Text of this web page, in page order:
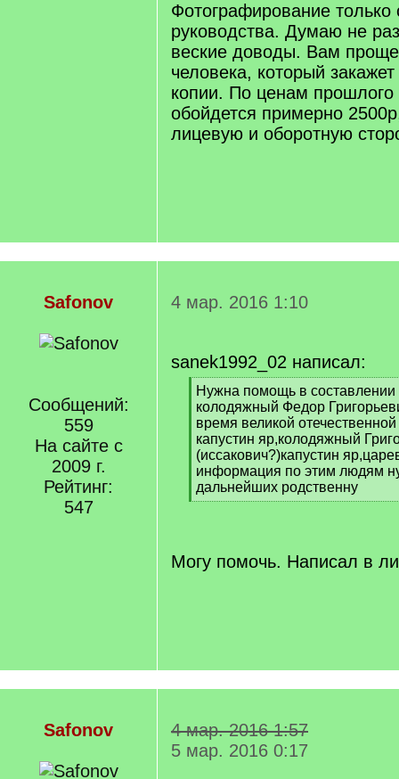
Фотографирование
руководства. Думаю не
веские доводы. Вам проще
человека, который
копии. По ценам прошлого
обойдется примерно
лицевую и оборотную
Safonov
Сообщений:
559
На сайте с
2009 г.
Рейтинг:
547
4 мар. 2016 1:10
sanek1992_02 написал:
[
q
]
Нужна помощь в составлении
колодяжный Федор
время великой
капустин яр,колодяжный
(иссакович?)капустин
информация по этим людям
дальнейших родственну
[
Могу помочь. Написал в
Safonov
4 мар. 2016 1:57
5 мар. 2016 0:17